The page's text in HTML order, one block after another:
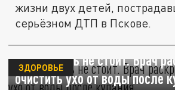
жизни двух детей,
серьёзном ДТП в Пскове.
Переживать не стоит. Врач
очистить ухо от воды после
ЗДОРОВЬЕ